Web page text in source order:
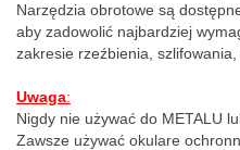
Narzędzia obrotowe są
aby zadowolić najbardziej
zakresie rzeźbienia,
Uwaga:
Nigdy nie używać do METALU
Zawsze używać okulare